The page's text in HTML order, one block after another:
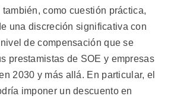
también, como cuestión práctica,
una discreción significativa con
de compensación que se
prestamistas de SOE y empresas
2030 y más allá. En particular, el
imponer un descuento en